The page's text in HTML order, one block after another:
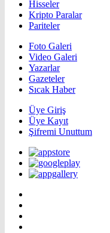
Hisseler
Kripto Paralar
Pariteler
Foto Galeri
Video Galeri
Yazarlar
Gazeteler
Sıcak Haber
Üye Giriş
Üye Kayıt
Şifremi Unuttum